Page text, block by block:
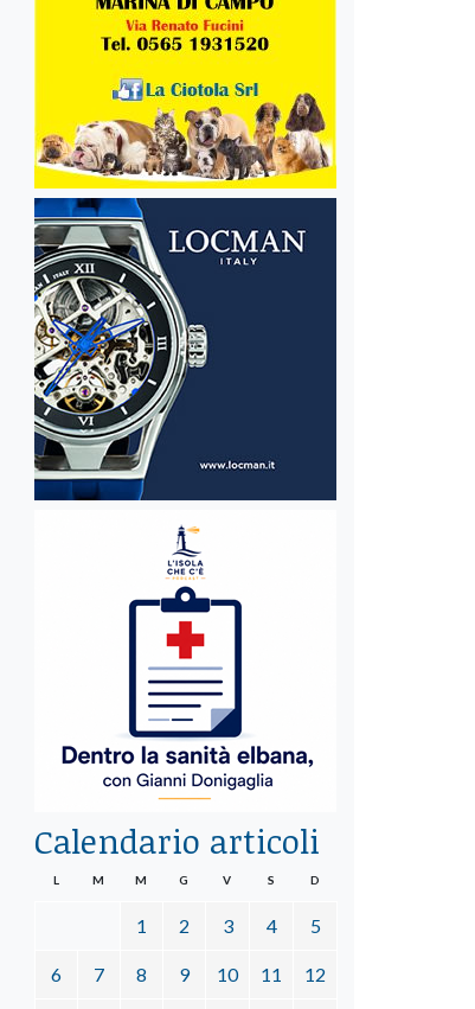
Calendario articoli
L M M G V S D
1 2 3 4 5
6 7 8 9 10 11 12